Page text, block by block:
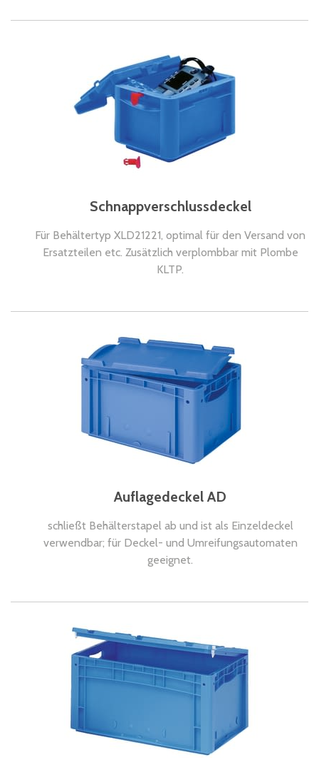
Schnappverschlussdeckel
Für Behältertyp XLD21221, optimal für den Versand von
Ersatzteilen etc. Zusätzlich verplombbar mit Plombe
KLTP.
Auflagedeckel AD
schließt Behälterstapel ab und ist als Einzeldeckel
verwendbar; für Deckel- und Umreifungsautomaten
geeignet.